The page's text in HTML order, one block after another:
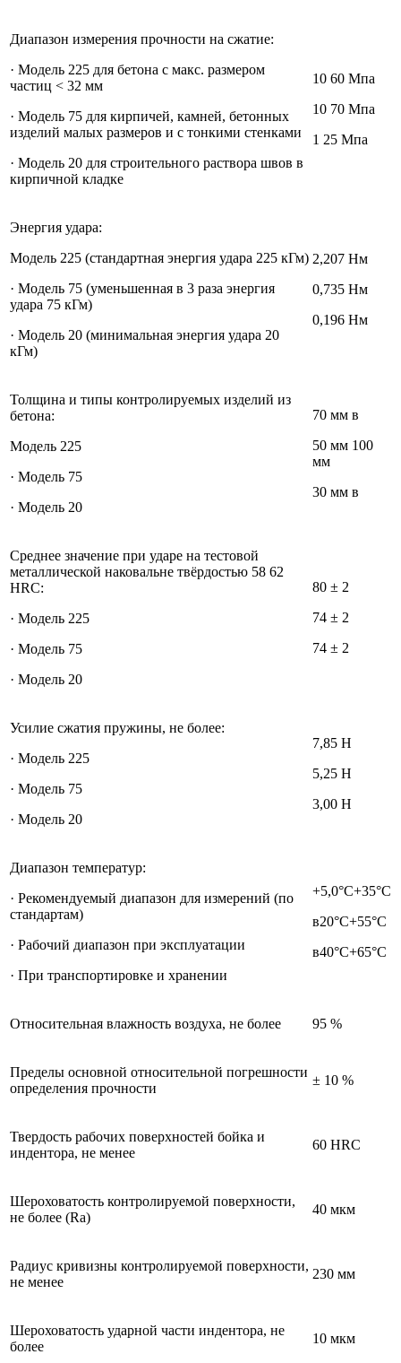
Диапазон измерения прочности на сжатие:
· Модель 225 для бетона с макс. размером
частиц < 32 мм
· Модель 75 для кирпичей, камней, бетонных
изделий малых размеров и с тонкими стенками
· Модель 20 для строительного раствора швов в
кирпичной кладке
10 60 Мпа
10 70 Мпа
1 25 Мпа
Энергия удара:
Модель 225 (стандартная энергия удара 225 кГм)
· Модель 75 (уменьшенная в 3 раза энергия
удара 75 кГм)
· Модель 20 (минимальная энергия удара 20
кГм)
2,207 Нм
0,735 Нм
0,196 Нм
Толщина и типы контролируемых изделий из
бетона:
Модель 225
· Модель 75
· Модель 20
70 мм в
50 мм 100
мм
30 мм в
Среднее значение при ударе на тестовой
металлической наковальне твёрдостью 58 62
HRC:
· Модель 225
· Модель 75
· Модель 20
80 ± 2
74 ± 2
74 ± 2
Усилие сжатия пружины, не более:
· Модель 225
· Модель 75
· Модель 20
7,85 Н
5,25 Н
3,00 Н
Диапазон температур:
· Рекомендуемый диапазон для измерений (по
стандартам)
· Рабочий диапазон при эксплуатации
· При транспортировке и хранении
+5,0°С+35°С
в20°С+55°С
в40°С+65°С
Относительная влажность воздуха, не более 95 %
Пределы основной относительной погрешности
определения прочности
± 10 %
Твердость рабочих поверхностей бойка и
индентора, не менее
60 HRC
Шероховатость контролируемой поверхности,
не более (Ra)
40 мкм
Радиус кривизны контролируемой поверхности,
не менее
230 мм
Шероховатость ударной части индентора, не
более
10 мкм